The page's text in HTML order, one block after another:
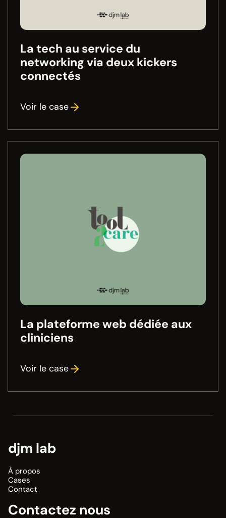
La tech au service du
networking via deux kickers
connectés
Voir le case
La plateforme web dédiée aux
cliniciens
Voir le case
djm lab
À propos
Cases
Contact
Contactez nous